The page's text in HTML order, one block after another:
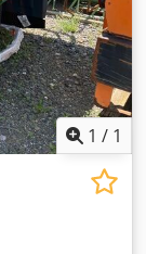
1 / 1